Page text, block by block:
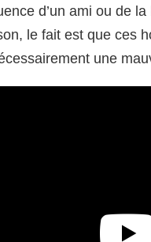
d’un ami ou de
le fait est que ces
une